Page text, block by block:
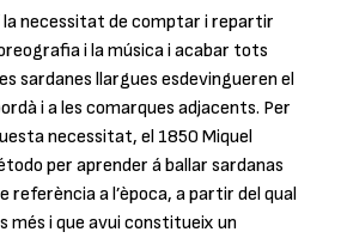
la necessitat de comptar i repartir
i la música i acabar tots
sardanes llargues esdevingueren el
i a les comarques adjacents. Per
necessitat, el 1850 Miquel
per aprender á ballar sardanas
referència a l’època, a partir del qual
més i que avui constitueix un